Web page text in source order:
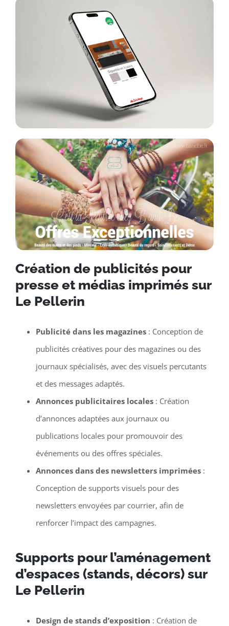
Création de publicités pour
presse et médias imprimés sur
Le Pellerin
Publicité dans les magazines: Conception de
publicités créatives pour des magazines ou des
journaux spécialisés, avec des visuels percutants
et des messages adaptés.
Annonces publicitaires locales: Création
d’annonces adaptées aux journaux ou
publications locales pour promouvoir des
événements ou des offres spéciales.
Annonces dans des newsletters imprimées:
Conception de supports visuels pour des
newsletters envoyées par courrier, afin de
renforcer l’impact des campagnes.
Supports pour l’aménagement
d’espaces (stands, décors) sur
Le Pellerin
Design de stands d’exposition : Création de